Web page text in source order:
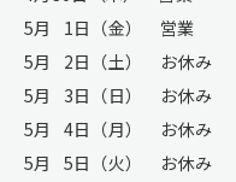
5月 1日（金） 営業
5月 2日（土） お休み
5月 3日（日） お休み
5月 4日（月） お休み
5月 5日（火） お休み